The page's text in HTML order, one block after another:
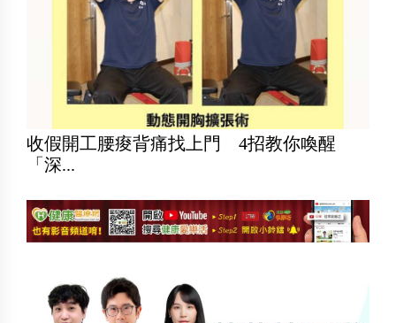
收假開工腰痠背痛找上門 4招教你喚醒
「深...